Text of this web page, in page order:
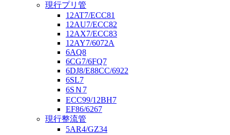
現行プリ管
12AT7/ECC81
12AU7/ECC82
12AX7/ECC83
12AY7/6072A
6AQ8
6CG7/6FQ7
6DJ8/E88CC/6922
6SL7
6SＮ7
ECC99/12BH7
EF86/6267
現行整流管
5AR4/GZ34